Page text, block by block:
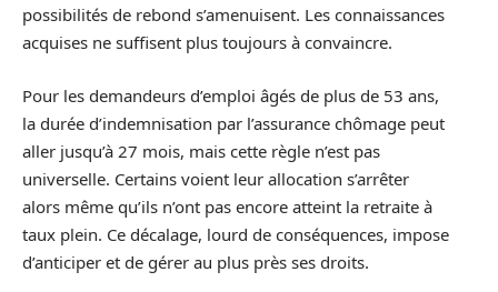
possibilités de rebond s’amenuisent. Les connaissances
acquises ne suffisent plus toujours à convaincre.
Pour les demandeurs d’emploi âgés de plus de 53 ans,
la durée d’indemnisation par l’assurance chômage peut
aller jusqu’à 27 mois, mais cette règle n’est pas
universelle. Certains voient leur allocation s’arrêter
alors même qu’ils n’ont pas encore atteint la retraite à
taux plein. Ce décalage, lourd de conséquences, impose
d’anticiper et de gérer au plus près ses droits.